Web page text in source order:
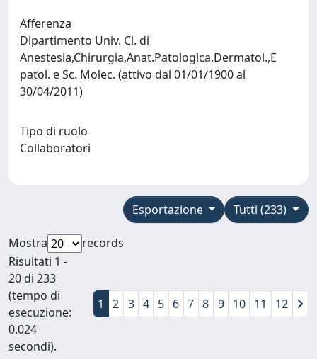
Afferenza
Dipartimento Univ. Cl. di
Anestesia,Chirurgia,Anat.Patologica,Dermatol.,E
patol. e Sc. Molec. (attivo dal 01/01/1900 al
30/04/2011)
Tipo di ruolo
Collaboratori
Tutti (233)
Esportazione
Mostra
records
Risultati 1 -
20 di 233
(tempo di
esecuzione:
0.024
secondi).
1 2 3 4 5 6 7 8 9 10 11 12